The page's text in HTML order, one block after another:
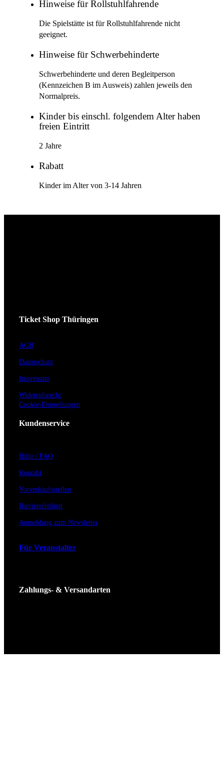
Hinweise für Rollstuhlfahrende
Die Spielstätte ist für Rollstuhlfahrende nicht
geeignet.
Hinweise für Schwerbehinderte
Schwerbehinderte und deren Begleitperson
(Kennzeichen B im Ausweis) zahlen jeweils den
Normalpreis.
Kinder bis einschl. folgendem Alter haben
freien Eintritt
2 Jahre
Rabatt
Kinder im Alter von 3-14 Jahren
Ticket Shop Thüringen
AGB
Datenschutz
Impressum
Widerrufsrecht
Cookie-Einstellungen
Kundenservice
Hilfe / FAQ
Kontakt
Vorverkaufsstellen
Barrierefreiheit
Anmeldung zum Newsletter
Für Veranstalter
Zahlungs- & Versandarten